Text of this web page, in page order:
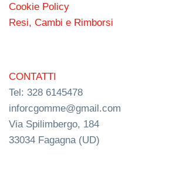
Cookie Policy
Resi, Cambi e Rimborsi
CONTATTI
Tel: 328 6145478
inforcgomme@gmail.com
Via Spilimbergo, 184
33034 Fagagna (UD)